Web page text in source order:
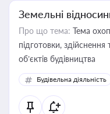
Земельні
Про що тема: Тема
підготовки,
об’єктів будівництва
Будівельна діяльність